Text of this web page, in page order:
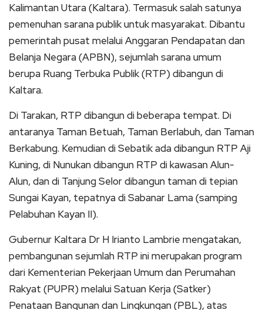
Kalimantan Utara (Kaltara). Termasuk salah satunya
pemenuhan sarana publik untuk masyarakat. Dibantu
pemerintah pusat melalui Anggaran Pendapatan dan
Belanja Negara (APBN), sejumlah sarana umum
berupa Ruang Terbuka Publik (RTP) dibangun di
Kaltara.
Di Tarakan, RTP dibangun di beberapa tempat. Di
antaranya Taman Betuah, Taman Berlabuh, dan Taman
Berkabung. Kemudian di Sebatik ada dibangun RTP Aji
Kuning, di Nunukan dibangun RTP di kawasan Alun-
Alun, dan di Tanjung Selor dibangun taman di tepian
Sungai Kayan, tepatnya di Sabanar Lama (samping
Pelabuhan Kayan II).
Gubernur Kaltara Dr H Irianto Lambrie mengatakan,
pembangunan sejumlah RTP ini merupakan program
dari Kementerian Pekerjaan Umum dan Perumahan
Rakyat (PUPR) melalui Satuan Kerja (Satker)
Penataan Bangunan dan Lingkungan (PBL), atas